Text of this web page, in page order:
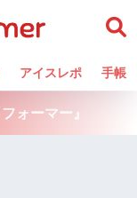
アイスレポ 手帳
ォーマー』